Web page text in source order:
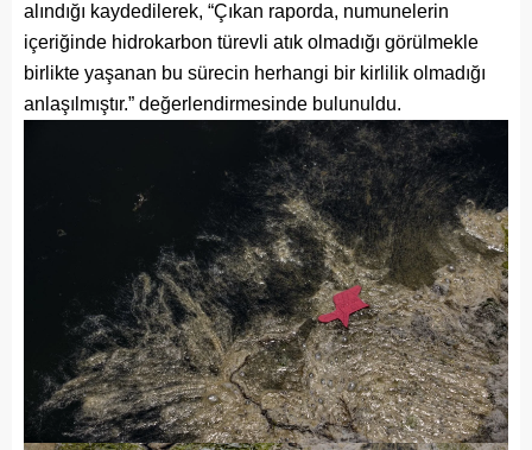
alındığı kaydedilerek, “Çıkan raporda, numunelerin
içeriğinde hidrokarbon türevli atık olmadığı görülmekle
birlikte yaşanan bu sürecin herhangi bir kirlilik olmadığı
anlaşılmıştır.” değerlendirmesinde bulunuldu.